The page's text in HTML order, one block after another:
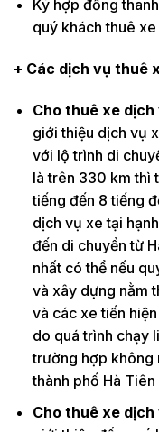
Ký hợp đồng
quý khách thuê
+ Các dịch vụ thuê
Cho thuê xe
giới thiệu dịch vụ
với lộ trình di
là trên 330 km thì
tiếng đến 8 tiếng
dịch vụ xe tại
đến di chuyển từ
nhất có thể nếu
và xây dựng nằm
và các xe tiến
do quá trình chạy
trường hợp không
thành phố Hà Tiên
Cho thuê xe dịch